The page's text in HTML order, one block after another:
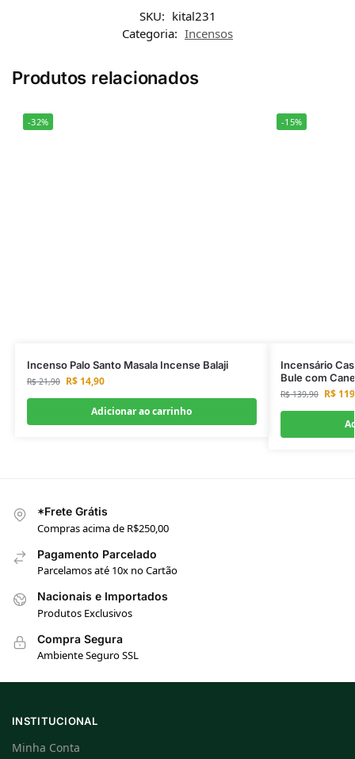
SKU: kital231
Categoria: Incensos
Produtos relacionados
-32%
Incenso Palo Santo Masala Incense Balaji
R$21,90 R$14,90
Adicionar ao carrinho
-15%
Incensário
Bule com
R$139,90 R$
*Frete Grátis
Compras acima de R$250,00
Pagamento Parcelado
Parcelamos até 10x no Cartão
Nacionais e Importados
Produtos Exclusivos
Compra Segura
Ambiente Seguro SSL
INSTITUCIONAL
Minha Conta